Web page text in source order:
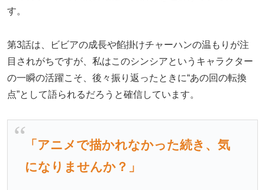
す。
第3話は、ビビアの成長や餡掛けチャーハンの温もりが注
目されがちですが、私はこのシンシアというキャラクター
の一瞬の活躍こそ、後々振り返ったときに“あの回の転換
点”として語られるだろうと確信しています。
「アニメで描かれなかった続き、気
になりませんか？」